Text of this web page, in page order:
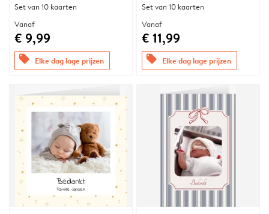
Set van 10 kaarten
Vanaf
€ 9,99
offers Elke dag lage prijzen
Set van 10 kaarten
Vanaf
€ 11,99
offers Elke dag lage prijzen